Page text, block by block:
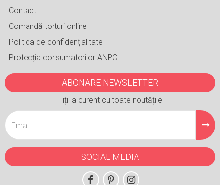
Contact
Comandă torturi online
Politica de confidențialitate
Protecția consumatorilor ANPC
ABONARE NEWSLETTER
Fiți la curent cu toate noutățile
SOCIAL MEDIA